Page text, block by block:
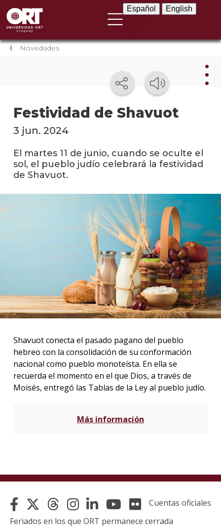
Español English
Novedades
Festividad de Shavuot
La
en
los
3 jun. 2024
El martes 11 de junio, cuando se oculte el
sol, el pueblo judío celebrará la festividad
de Shavuot.
Shavuot conecta el pasado pagano del pueblo
hebreo con la consolidación de su conformación
nacional como pueblo monoteísta. En ella se
recuerda el momento en el que Dios, a través de
Moisés, entregó las Tablas de la Ley al pueblo judío.
Más información
Cuentas oficiales
Feriados en los que ORT permanece cerrada